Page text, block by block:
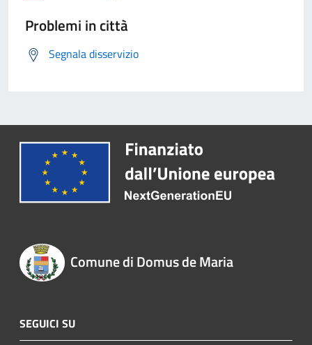
Problemi in città
Segnala disservizio
Comune di Domus de Maria
SEGUICI SU